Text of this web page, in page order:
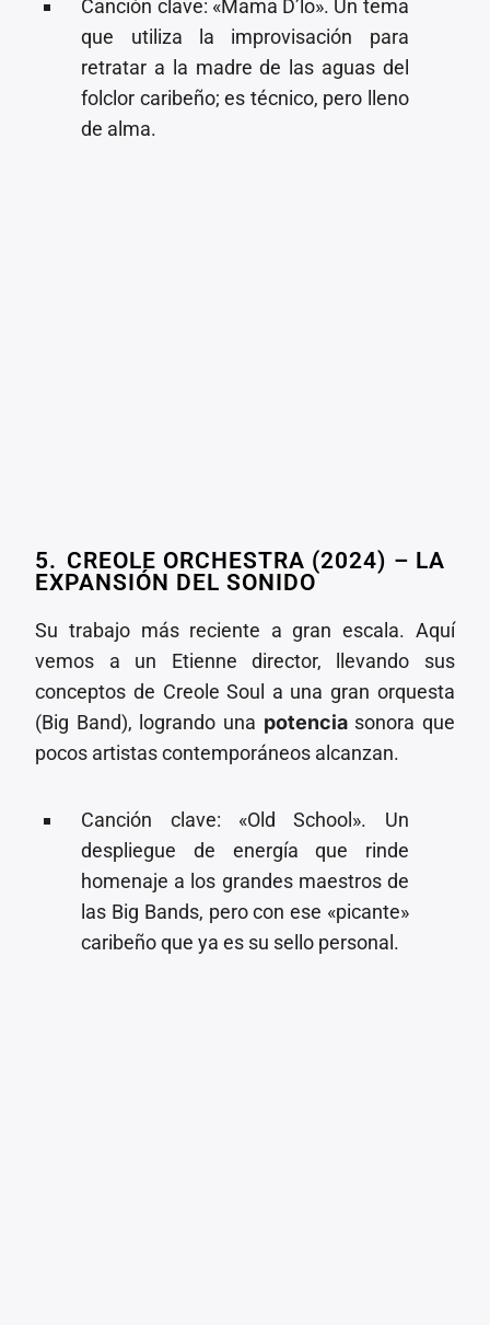
⁠Canción clave: «Mama D’lo». Un tema
que utiliza la improvisación para
retratar a la madre de las aguas del
folclor caribeño; es técnico, pero lleno
de alma.
5.⁠ ⁠CREOLE ORCHESTRA (2024) – LA
EXPANSIÓN DEL SONIDO
Su trabajo más reciente a gran escala. Aquí
vemos a un Etienne director, llevando sus
conceptos de Creole Soul a una gran orquesta
(Big Band), logrando una potencia sonora que
pocos artistas contemporáneos alcanzan.
⁠⁠Canción clave: «Old School». Un
despliegue de energía que rinde
homenaje a los grandes maestros de
las Big Bands, pero con ese «picante»
caribeño que ya es su sello personal.